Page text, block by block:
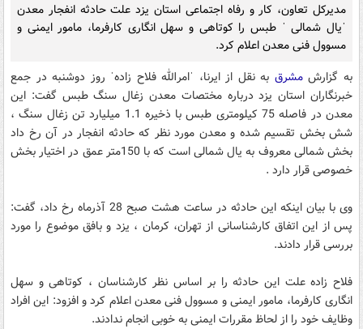
مدیرکل تعاون، کار و رفاه اجتماعی استان یزد علت حادثه انفجار معدن
ˈیال شمالی ˈ طبس را کوتاهی و سهل انگاری کارفرما، مامور ایمنی و
مسوول فنی معدن اعلام کرد.
به گزارشمشرق به نقل از ایرنا، ˈامرالله فلاح زادهˈ روز دوشنبه در جمع
خبرنگاران استان یزد درباره مختصات معدن زغال سنگ طبس گفت: این
معدن در فاصله 75 کیلومتری طبس با ذخیره 1.1 میلیارد تن زغال سنگ ،
شش بخش تقسیم شده و معدن مورد نظر که حادثه انفجار در آن رخ داد
بخش شمالی معروف به یال شمالی است که با 150متر عمق در اختیار بخش
خصوصی قرار دارد .
وی با بیان اینکه این حادثه در ساعت هشت صبح 28 آذرماه رخ داد، گفت:
پس از این اتفاق کارشناسانی از تهران، کرمان ، یزد و بافق موضوع را مورد
بررسی قرار دادند.
فلاح زاده علت این حادثه را بر اساس نظر کارشناسان ، کوتاهی و سهل
انگاری کارفرما، مامور ایمنی و مسوول فنی معدن اعلام کرد و افزود: این افراد
وظایف خود را از لحاظ مقررات ایمنی به خوبی انجام ندادند.